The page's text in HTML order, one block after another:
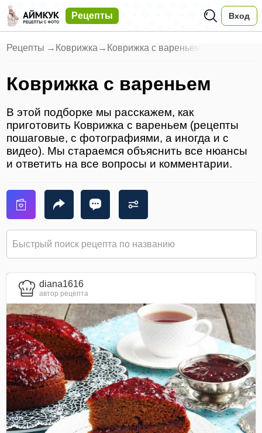
Рецепты Вход
Рецепты → Коврижка → Коврижка с вареньем
Коврижка с вареньем
В этой подборке мы расскажем, как
приготовить Коврижка с вареньем (рецепты
пошаговые, с фотографиями, а иногда и с
видео). Мы стараемся объяснить все нюансы
и ответить на все вопросы и комментарии.
diana1616
автор рецепта